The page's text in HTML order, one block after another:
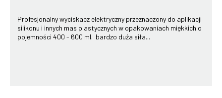
Profesjonalny wyciskacz elektryczny przeznaczony do aplikacji
silikonu i innych mas plastycznych w opakowaniach miękkich o
pojemności 400 - 600 ml. bardzo duża siła...